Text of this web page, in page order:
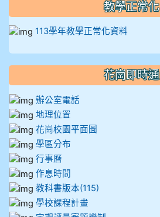
教學正常化
113學年教學正常化資料
花崗即時通
辦公室電話
地理位置
花崗校園平面圖
學區分布
行事曆
作息時間
教科書版本(115)
學校課程計畫